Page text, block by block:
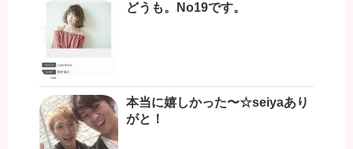
どうも。No19です。
本当に嬉しかった〜☆seiyaあり
がと！